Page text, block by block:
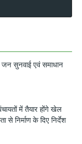
सुनवाई एवं समाधान
में तैयार होंगे खेल
से निर्माण के दिए निर्देश